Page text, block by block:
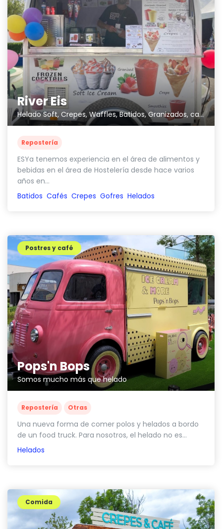
River Eis
Helado Soft, Crepes, Waffles, Batidos, Granizados, café, entre otros
Repostería
ESYa tenemos experiencia en el área de alimentos y
bebidas en el área de Hostelería desde hace varios
años en...
Batidos Cafés Crepes Gofres Helados
Pops'n Bops
Somos mucho más que helado
Postres y café
Repostería Otras
Una nueva forma de comer polos y helados a bordo
de un food truck. Para nosotros, el helado no es...
Helados
Comida